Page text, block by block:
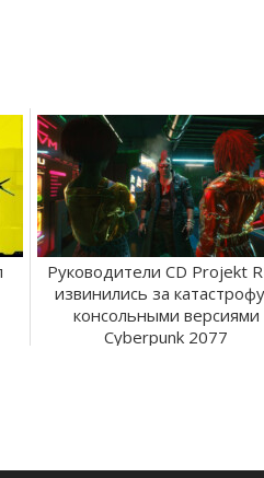
Руководители CD Projekt
извинились за
консольными версиями
Cyberpunk 2077